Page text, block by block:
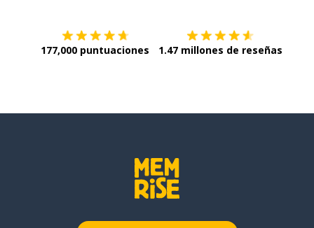
177,000 puntuaciones 1.47 millones de reseñas